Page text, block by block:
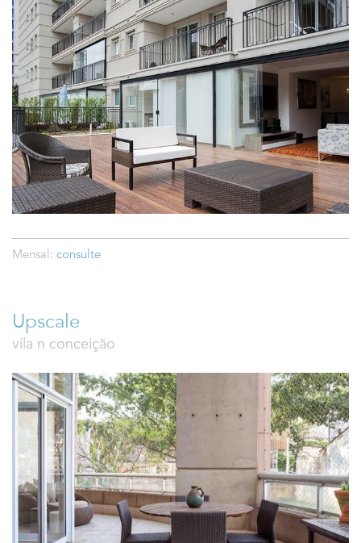
Mensal: consulte
Upscale
vila n conceição